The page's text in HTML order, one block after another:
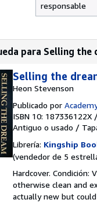
responsable
para Selling
Selling the
Heon Stevenson
Publicado por Academy
ISBN 10: 187336122X
Antiguo o usado /
Librería: Kingship
(vendedor de 5
Hardcover. Condición:
otherwise clean and
actually new but